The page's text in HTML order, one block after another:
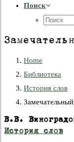
Поиск
Home
Библиотека
История слов
Замечательный
В.В.
История слов